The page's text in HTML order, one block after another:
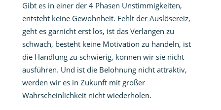
Gibt es in einer der 4 Phasen Unstimmigkeiten,
entsteht keine Gewohnheit. Fehlt der Auslösereiz,
geht es garnicht erst los, ist das Verlangen zu
schwach, besteht keine Motivation zu handeln, ist
die Handlung zu schwierig, können wir sie nicht
ausführen. Und ist die Belohnung nicht attraktiv,
werden wir es in Zukunft mit großer
Wahrscheinlichkeit nicht wiederholen.